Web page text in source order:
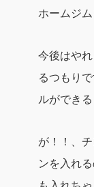
ホームジム
今後はや
るつもり
ルができ
が！！、
ンを入れ